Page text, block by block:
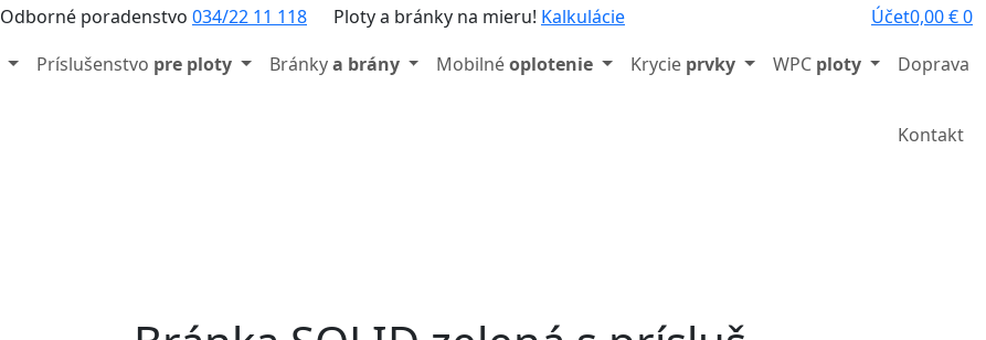
Odborné poradenstvo 034/22 11 118 Ploty a bránky na mieru! Kalkulácie Účet0,00€0
Príslušenstvo pre ploty Bránkya brány Mobilnéoplotenie Krycie prvky WPC ploty
Doprava
Kontakt